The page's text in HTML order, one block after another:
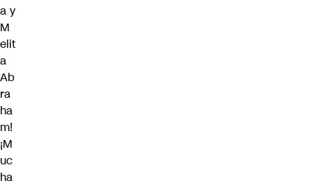
a y
M
elit
a
Ab
ra
ha
m!
¡M
uc
ha